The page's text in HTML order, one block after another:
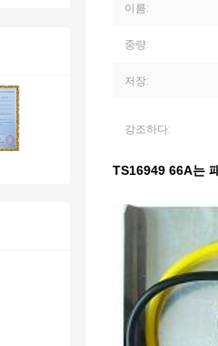
이름:
중량:
저장:
강조하다:
TS16949 66A는